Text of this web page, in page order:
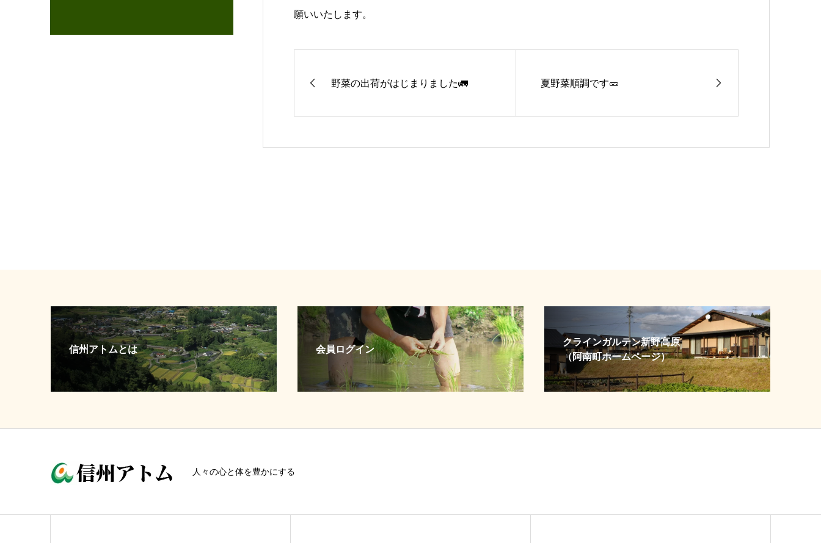
願いいたします。
野菜の出荷がはじまりました🚛 夏野菜順調です🥒
信州アトムとは 会員ログイン
クラインガルテン新野高原
（阿南町ホームページ）
人々の心と体を豊かにする